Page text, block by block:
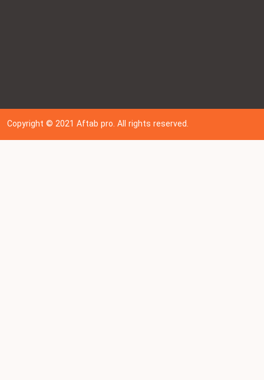
Copyright © 202 1Aftab pro. All rights reserved.